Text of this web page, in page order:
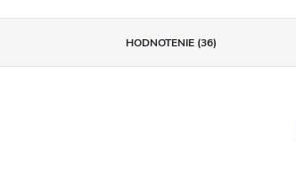
HODNOTENIE (36)